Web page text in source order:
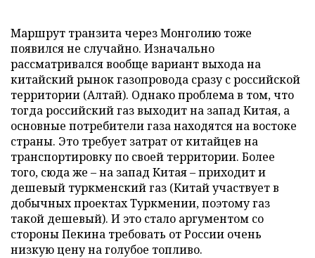
Маршрут транзита через Монголию тоже
появился не случайно. Изначально
рассматривался вообще вариант выхода на
китайский рынок газопровода сразу с российской
территории (Алтай). Однако проблема в том, что
тогда российский газ выходит на запад Китая, а
основные потребители газа находятся на востоке
страны. Это требует затрат от китайцев на
транспортировку по своей территории. Более
того, сюда же – на запад Китая – приходит и
дешевый туркменский газ (Китай участвует в
добычных проектах Туркмении, поэтому газ
такой дешевый). И это стало аргументом со
стороны Пекина требовать от России очень
низкую цену на голубое топливо.